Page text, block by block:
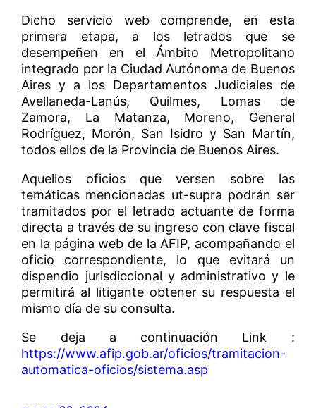
Dicho servicio web comprende, en esta
primera etapa, a los letrados que se
desempeñen en el Ámbito Metropolitano
integrado por la Ciudad Autónoma de Buenos
Aires y a los Departamentos Judiciales de
Avellaneda-Lanús, Quilmes, Lomas de
Zamora, La Matanza, Moreno, General
Rodríguez, Morón, San Isidro y San Martín,
todos ellos de la Provincia de Buenos Aires.
Aquellos oficios que versen sobre las
temáticas mencionadas ut-supra podrán ser
tramitados por el letrado actuante de forma
directa a través de su ingreso con clave fiscal
en la página web de la AFIP, acompañando el
oficio correspondiente, lo que evitará un
dispendio jurisdiccional y administrativo y le
permitirá al litigante obtener su respuesta el
mismo día de su consulta.
Se deja a continuación Link :
https://www.afip.gob.ar/oficios/tramitacion-
automatica-oficios/sistema.asp